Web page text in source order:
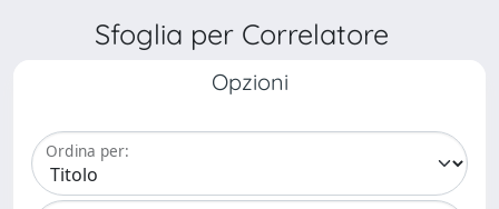
Sfoglia per Correlatore
Opzioni
Ordina per: